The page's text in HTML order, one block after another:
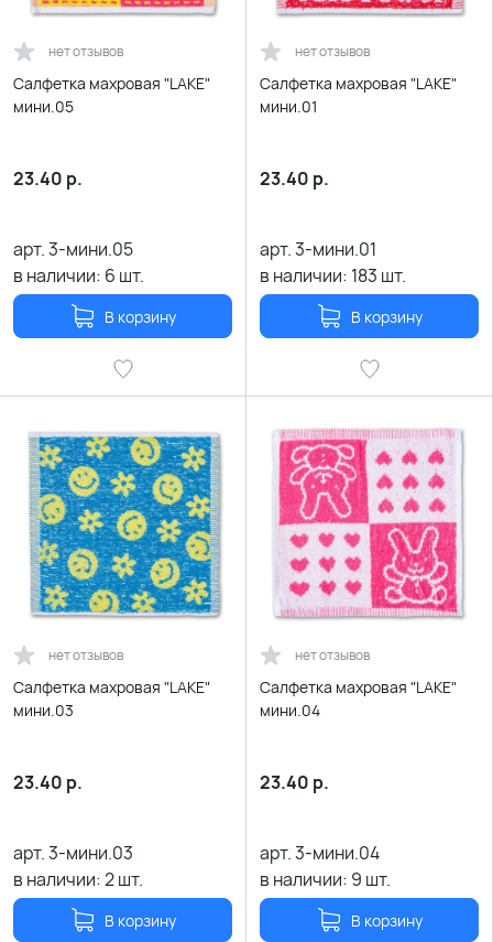
нет отзывов
Салфетка махровая "LAKE"
мини.05
23.40 р.
арт.3-мини.05
в наличии: 6 шт.
В корзину
нет отзывов
Салфетка махровая "LAKE"
мини.01
23.40 р.
арт.3-мини.01
в наличии: 183 шт.
В корзину
нет отзывов
Салфетка махровая "LAKE"
мини.03
23.40 р.
арт.3-мини.03
в наличии:2шт.
В корзину
нет отзывов
Салфетка махровая "LAKE"
мини.04
23.40 р.
арт.3-мини.04
в наличии: 9 шт.
В корзину